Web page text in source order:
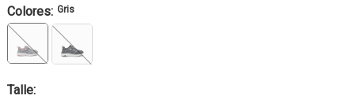
Colores: Gris
Talle: